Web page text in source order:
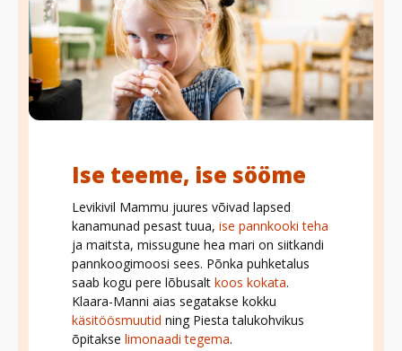
Ise teeme, ise sööme
Levikivil Mammu juures võivad lapsed
kanamunad pesast tuua, ise pannkooki teha
ja maitsta, missugune hea mari on siitkandi
pannkoogimoosi sees. Põnka puhketalus
saab kogu pere lõbusalt koos kokata.
Klaara-Manni aias segatakse kokku
käsitöösmuutid ning Piesta talukohvikus
õpitakse limonaadi tegema.